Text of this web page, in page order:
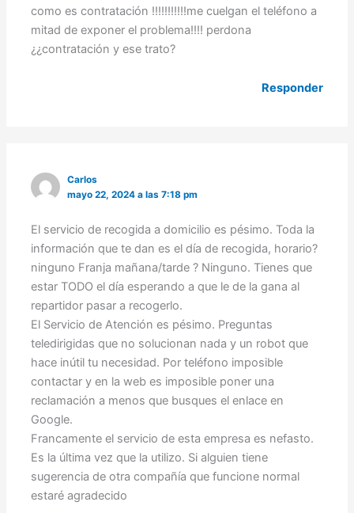
como es contratación !!!!!!!!!!!me cuelgan el teléfono a
mitad de exponer el problema!!!! perdona
¿¿contratación y ese trato?
Responder
Carlos
mayo 22, 2024 a las 7:18 pm
El servicio de recogida a domicilio es pésimo. Toda la
información que te dan es el día de recogida, horario?
ninguno Franja mañana/tarde ? Ninguno. Tienes que
estar TODO el día esperando a que le de la gana al
repartidor pasar a recogerlo.
El Servicio de Atención es pésimo. Preguntas
teledirigidas que no solucionan nada y un robot que
hace inútil tu necesidad. Por teléfono imposible
contactar y en la web es imposible poner una
reclamación a menos que busques el enlace en
Google.
Francamente el servicio de esta empresa es nefasto.
Es la última vez que la utilizo. Si alguien tiene
sugerencia de otra compañía que funcione normal
estaré agradecido